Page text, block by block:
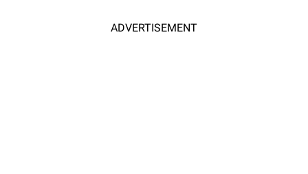
ADVERTISEMENT